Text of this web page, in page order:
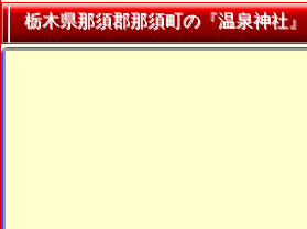
栃木県那須郡那須町の『温泉神社』